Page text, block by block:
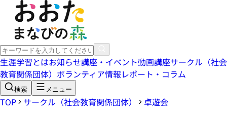
生涯学習とはお知らせ講座・イベント動画講座サークル（社会
教育関係団体） ボランティア情報レポート・コラム
検索 メニュー
TOP サークル（社会教育関係団体） 卓遊会